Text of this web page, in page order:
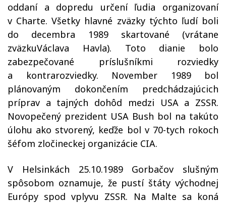
oddaní a dopredu určení ľudia organizovaní
v Charte. Všetky hlavné zväzky týchto ľudí boli
do decembra 1989 skartované (vrátane
zväzkuVáclava Havla). Toto dianie bolo
zabezpečované príslušníkmi rozviedky
a kontrarozviedky. November 1989 bol
plánovaným dokončením predchádzajúcich
príprav a tajných dohôd medzi USA a ZSSR.
Novopečený prezident USA Bush bol na takúto
úlohu ako stvorený, keďže bol v 70-tych rokoch
šéfom zločineckej organizácie CIA.
V Helsinkách 25.10.1989 Gorbačov slušným
spôsobom oznamuje, že pustí štáty východnej
Európy spod vplyvu ZSSR. Na Malte sa koná